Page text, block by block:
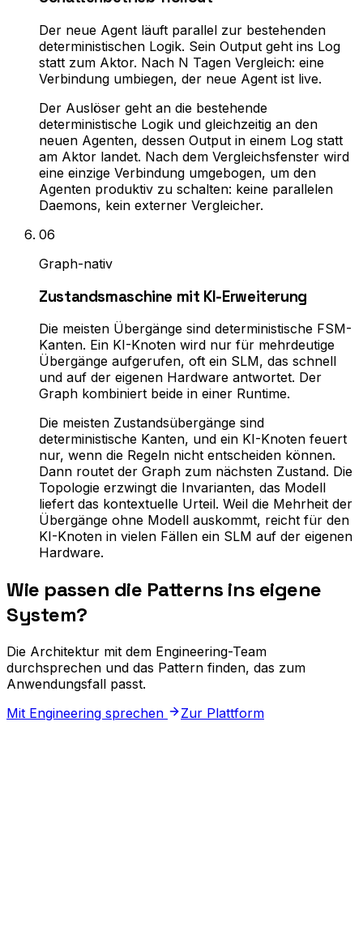
Der neue Agent läuft parallel zur bestehenden
deterministischen Logik. Sein Output geht ins Log
statt zum Aktor. Nach N Tagen Vergleich: eine
Verbindung umbiegen, der neue Agent ist live.
Der Auslöser geht an die bestehende
deterministische Logik und gleichzeitig an den
neuen Agenten, dessen Output in einem Log statt
am Aktor landet. Nach dem Vergleichsfenster wird
eine einzige Verbindung umgebogen, um den
Agenten produktiv zu schalten: keine parallelen
Daemons, kein externer Vergleicher.
06
Graph-nativ
Zustandsmaschine mit KI-Erweiterung
Die meisten Übergänge sind deterministische FSM-
Kanten. Ein KI-Knoten wird nur für mehrdeutige
Übergänge aufgerufen, oft ein SLM, das schnell
und auf der eigenen Hardware antwortet. Der
Graph kombiniert beide in einer Runtime.
Die meisten Zustandsübergänge sind
deterministische Kanten, und ein KI-Knoten feuert
nur, wenn die Regeln nicht entscheiden können.
Dann routet der Graph zum nächsten Zustand. Die
Topologie erzwingt die Invarianten, das Modell
liefert das kontextuelle Urteil. Weil die Mehrheit der
Übergänge ohne Modell auskommt, reicht für den
KI-Knoten in vielen Fällen ein SLM auf der eigenen
Hardware.
Wie passen die Patterns ins eigene
System?
Die Architektur mit dem Engineering-Team
durchsprechen und das Pattern finden, das zum
Anwendungsfall passt.
Mit Engineering sprechen
Zur Plattform